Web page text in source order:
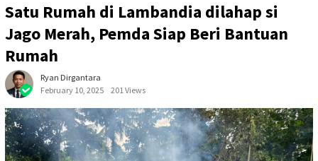
Satu Rumah di Lambandia dilahap si
Jago Merah, Pemda Siap Beri Bantuan
Rumah
Ryan Dirgantara
February 10, 2025
201 Views